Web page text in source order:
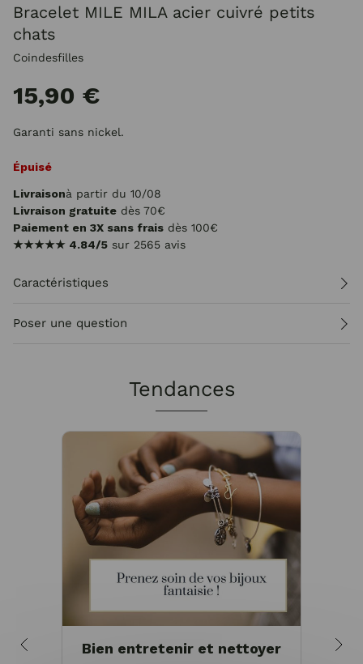
Bracelet MILE MILA acier cuivré petits
chats
Coindesfilles
15,90 €
Garanti sans nickel.
Épuisé
Livraisonà partir du 10/08
Livraison gratuite dès 70€
Paiement en 3X sans frais dès 100€
★★★★★ 4.84/5 sur 2565 avis
Caractéristiques
Poser une question
Tendances
Bien entretenir et nettoyer